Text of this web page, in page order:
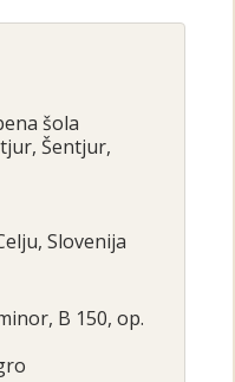
šola
Šentjur,
Slovenija
B 150, op.